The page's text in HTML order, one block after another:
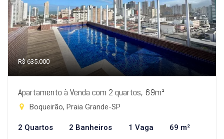
R$ 635.000
Apartamento à Venda com 2 quartos, 69m²
Boqueirão, Praia Grande-SP
2 Quartos 2 Banheiros 1 Vaga 69 m²